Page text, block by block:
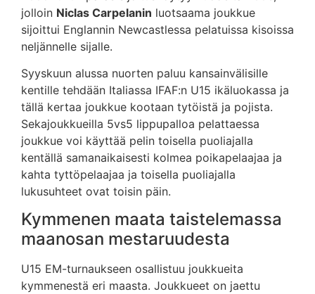
jolloin Niclas Carpelanin luotsaama joukkue
sijoittui Englannin Newcastlessa pelatuissa kisoissa
neljännelle sijalle.
Syyskuun alussa nuorten paluu kansainvälisille
kentille tehdään Italiassa IFAF:n U15 ikäluokassa ja
tällä kertaa joukkue kootaan tytöistä ja pojista.
Sekajoukkueilla 5vs5 lippupalloa pelattaessa
joukkue voi käyttää pelin toisella puoliajalla
kentällä samanaikaisesti kolmea poikapelaajaa ja
kahta tyttöpelaajaa ja toisella puoliajalla
lukusuhteet ovat toisin päin.
Kymmenen maata taistelemassa
maanosan mestaruudesta
U15 EM-turnaukseen osallistuu joukkueita
kymmenestä eri maasta. Joukkueet on jaettu